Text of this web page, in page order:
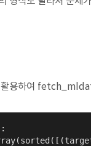
용하여
: